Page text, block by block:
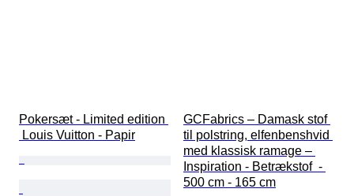
Pokersæt - Limited edition
Louis Vuitton - Papir
GCFabrics – Damask stof
til polstring, elfenbenshvid
med klassisk ramage –
Inspiration - Betrækstof  -
500 cm - 165 cm